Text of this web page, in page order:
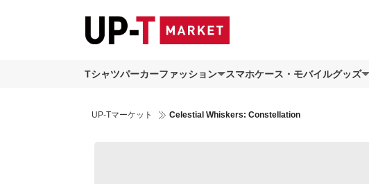
Tシャツパーカーファッション スマホケース・モバイルグッズ
UP-Tマーケット Celestial Whiskers: Constellation